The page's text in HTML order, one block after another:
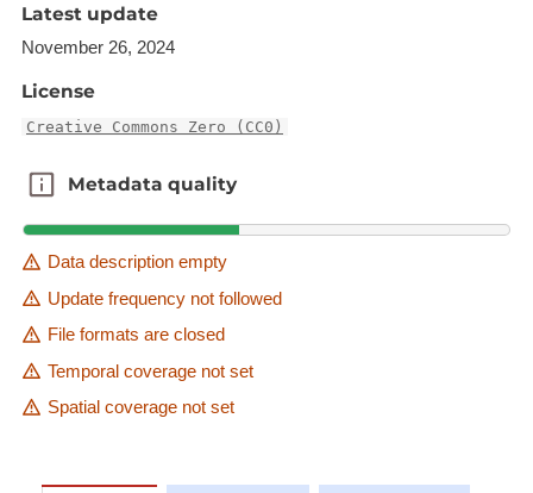
Latest update
November 26, 2024
License
Creative Commons Zero (CC0)
Metadata quality
Metadata quality
Data description empty
Update frequency not followed
File formats are closed
Temporal coverage not set
Spatial coverage not set